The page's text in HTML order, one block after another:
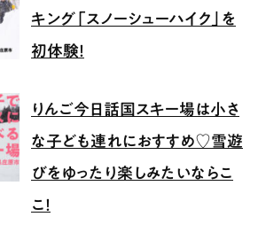
キング「スノーシューハイク」を
初体験！
りんご今日話国スキー場は小さ
な子ども連れにおすすめ♡雪遊
びをゆったり楽しみたいならこ
こ！